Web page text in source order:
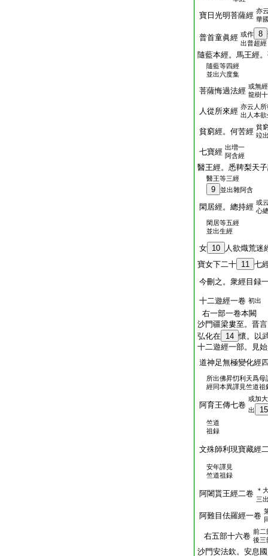
寶日光明菩薩經 亦
華
普首童眞經 或作 8
出普超經
隨藍本經。馬王經
隨藍等四經
並出六度集
菩薩悔過法經 或無
龍樹
人從所來經 亦云人所
出人本欲
貧窮經。何苦經 貧
竝
七寶經 出増一
阿含經
醫王經。悉鞞梨天
醫王等三經
9 並出雜阿含
閑居經。總持經 或
心
閑居等五經
並出生經
女 10
人欲熾荒迷
寶女下二十 11 七
今刪之。衆經目録
十二遊經一卷 初出
右一部一卷本闕
沙門疆梁婁至。晋
弘化在 14 懷。以
十二遊經一部。見
道神足無極變化經
所出佛昇忉利天爲母
經同本異譯見竺道祖
阿育王傳七卷
或加
出
15
竺道
祖録
文殊師利現寶藏經
安年譯見
竺道祖録
阿闍貰王經二卷 ＊
三
阿難目佉羅經一卷
右五部十六卷 前二
後三
沙門安法欽。安息